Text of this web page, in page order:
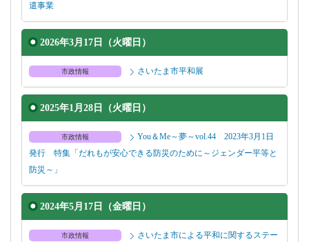
遣事業
2026年3月17日（火曜日）
市政情報 さいたま市平和展
2025年1月28日（火曜日）
市政情報
You＆Me～夢～vol.44 2023年3月1日
発行 特集「だれもが安心できる防災のために～ジェンダー平等と
防災～」
2024年5月17日（金曜日）
市政情報
さいたま市による平和に関するステー